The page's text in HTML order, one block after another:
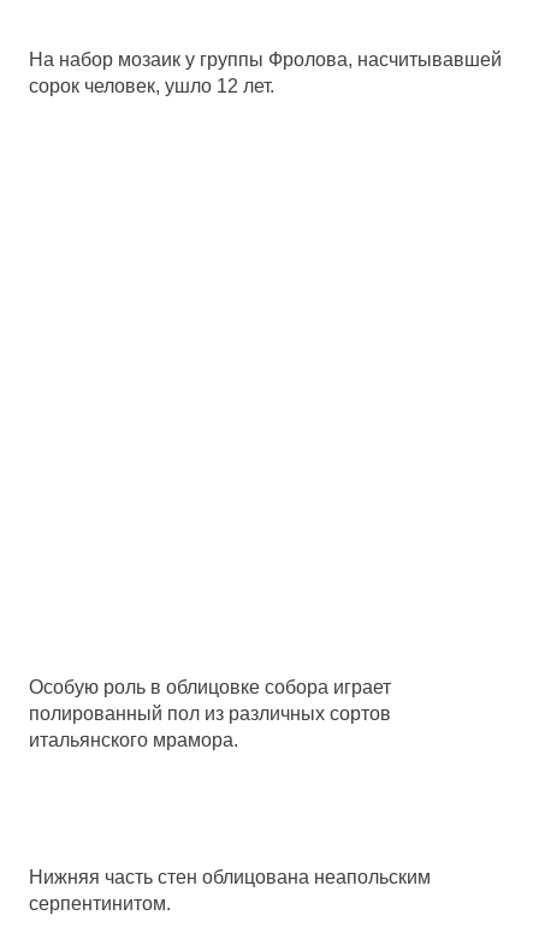
На набор мозаик у группы Фролова, насчитывавшей
сорок человек, ушло 12 лет.
Особую роль в облицовке собора играет
полированный пол из различных сортов
итальянского мрамора.
Нижняя часть стен облицована неапольским
серпентинитом.